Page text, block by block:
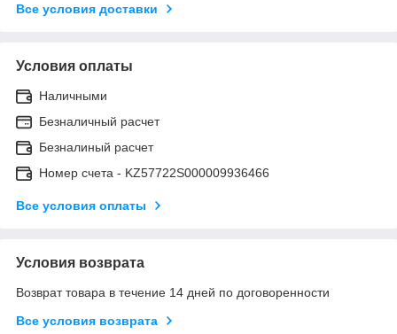
Все условия доставки
Условия оплаты
Наличными
Безналичный расчет
Безналиный расчет
Номер счета - KZ57722S000009936466
Все условия оплаты
Условия возврата
Возврат товара в течение 14 дней по договоренности
Все условия возврата